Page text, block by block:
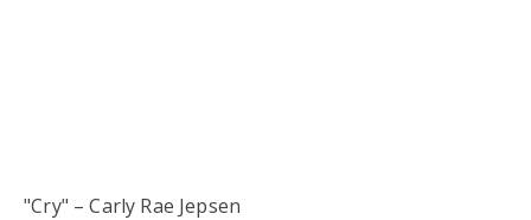
"Cry" – Carly Rae Jepsen